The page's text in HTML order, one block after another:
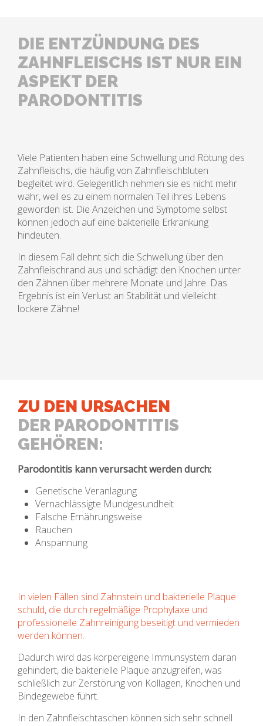
DIE ENTZÜNDUNG DES
ZAHNFLEISCHS IST NUR EIN
ASPEKT DER
PARODONTITIS
Viele Patienten haben eine Schwellung und Rötung des
Zahnfleischs, die häufig von Zahnfleischbluten
begleitet wird. Gelegentlich nehmen sie es nicht mehr
wahr, weil es zu einem normalen Teil ihres Lebens
geworden ist. Die Anzeichen und Symptome selbst
können jedoch auf eine bakterielle Erkrankung
hindeuten.
In diesem Fall dehnt sich die Schwellung über den
Zahnfleischrand aus und schädigt den Knochen unter
den Zähnen über mehrere Monate und Jahre. Das
Ergebnis ist ein Verlust an Stabilität und vielleicht
lockere Zähne!
ZU DEN URSACHEN
DER PARODONTITIS
GEHÖREN:
Parodontitis kann verursacht werden durch:
Genetische Veranlagung
Vernachlässigte Mundgesundheit
Falsche Ernährungsweise
Rauchen
Anspannung
In vielen Fällen sind Zahnstein und bakterielle Plaque
schuld, die durch regelmäßige Prophylaxe und
professionelle Zahnreinigung beseitigt und vermieden
werden können.
Dadurch wird das körpereigene Immunsystem daran
gehindert, die bakterielle Plaque anzugreifen, was
schließlich zur Zerstörung von Kollagen, Knochen und
Bindegewebe führt.
In den Zahnfleischtaschen können sich sehr schnell